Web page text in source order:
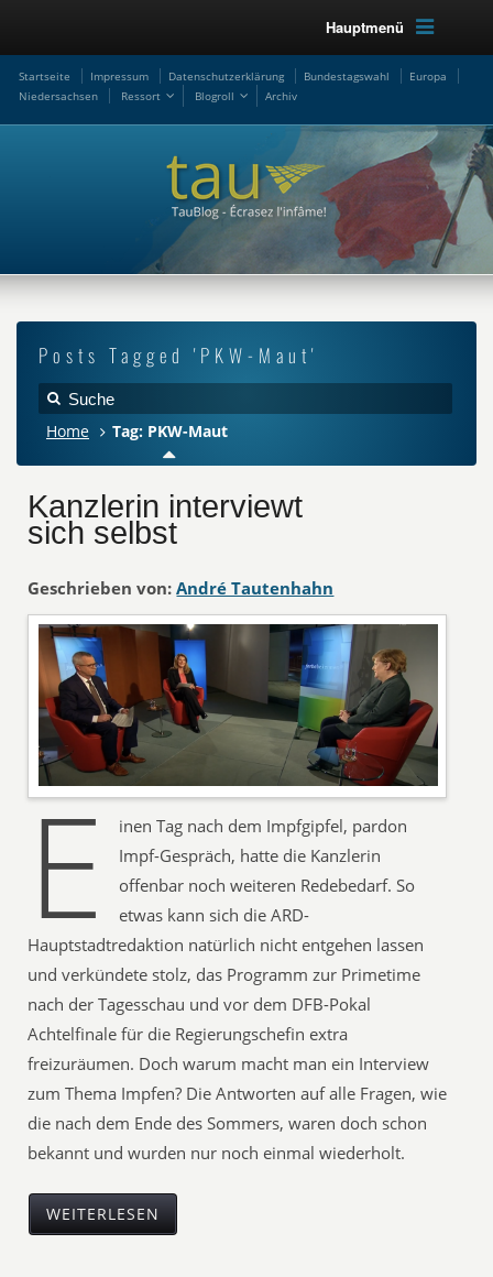
Hauptmenü
Startseite Impressum Datenschutzerklärung Bundestagswahl
Europa
Niedersachsen
Ressort Blogroll Archiv
Posts Tagged 'PKW-Maut'
Home Tag: PKW-Maut
Kanzlerin interviewt
sich selbst
Geschrieben von: André Tautenhahn
E
inen Tag nach dem Impfgipfel, pardon
Impf-Gespräch, hatte die Kanzlerin
offenbar noch weiteren Redebedarf. So
etwas kann sich die ARD-
Hauptstadtredaktion natürlich nicht entgehen lassen
und verkündete stolz, das Programm zur Primetime
nach der Tagesschau und vor dem DFB-Pokal
Achtelfinale für die Regierungschefin extra
freizuräumen. Doch warum macht man ein Interview
zum Thema Impfen? Die Antworten auf alle Fragen, wie
die nach dem Ende des Sommers, waren doch schon
bekannt und wurden nur noch einmal wiederholt.
WEITERLESEN